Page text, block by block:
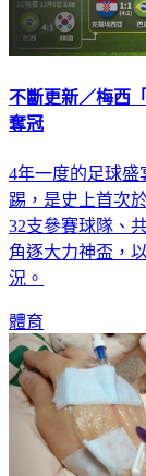
不斷更新／梅西
奪冠
4年一度的足球盛
踢，是史上首次
32支參賽球隊、
角逐大力神盃，
況。
體育